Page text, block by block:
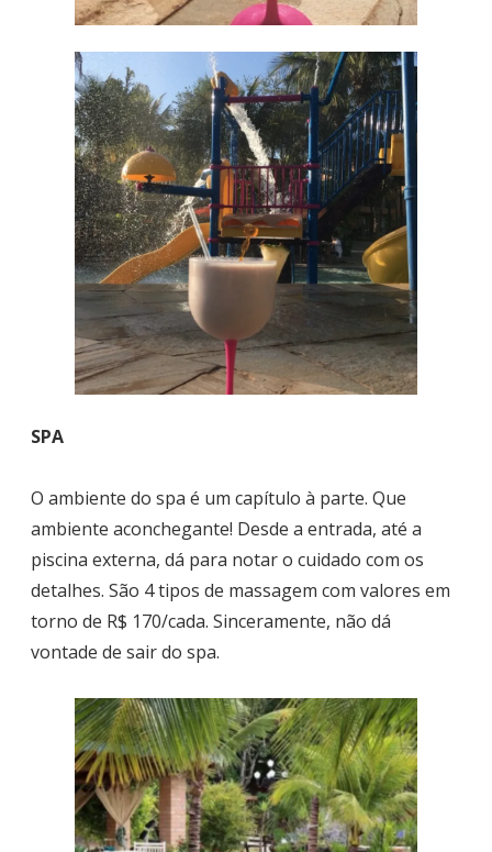
SPA
O ambiente do spa é um capítulo à parte. Que
ambiente aconchegante! Desde a entrada, até a
piscina externa, dá para notar o cuidado com os
detalhes. São 4 tipos de massagem com valores em
torno de R$ 170/cada. Sinceramente, não dá
vontade de sair do spa.